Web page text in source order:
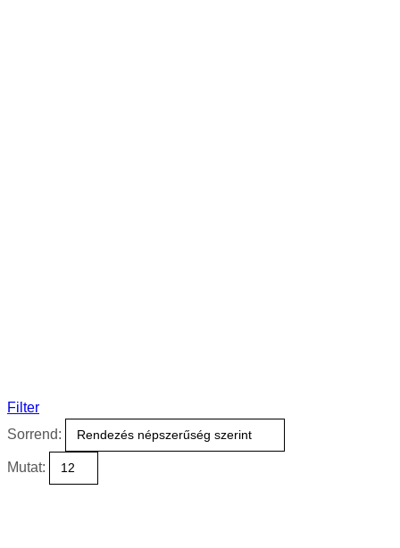
Filter
Sorrend:
Mutat: